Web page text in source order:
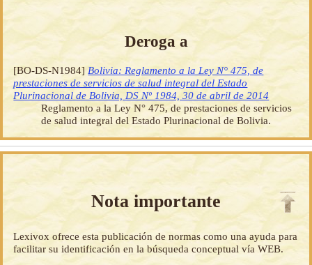
Deroga a
[BO-DS-N1984] Bolivia: Reglamento a la Ley N° 475, de
prestaciones de servicios de salud integral del Estado
Plurinacional de Bolivia, DS Nº 1984, 30 de abril de 2014
Reglamento a la Ley N° 475, de prestaciones de servicios
de salud integral del Estado Plurinacional de Bolivia.
Nota importante
Lexivox ofrece esta publicación de normas como una ayuda para
facilitar su identificación en la búsqueda conceptual vía WEB.